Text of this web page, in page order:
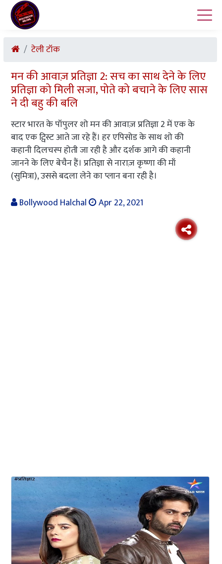
टेली टॉक
मन की आवाज़ प्रतिज्ञा 2: सच का साथ देने के लिए
प्रतिज्ञा को मिली सजा, पोते को बचाने के लिए सास
ने दी बहु की बलि
स्टार भारत के पॉपुलर शो मन की आवाज़ प्रतिज्ञा 2 में एक के
बाद एक ट्विस्ट आते जा रहे हैं। हर एपिसोड के साथ शो की
कहानी दिलचस्प होती जा रही है और दर्शक आगे की कहानी
जानने के लिए बेचैन हैं। प्रतिज्ञा से नाराज़ कृष्णा की माँ
(सुमित्रा), उससे बदला लेने का प्लान बना रही है।
Bollywood Halchal
Apr 22, 2021